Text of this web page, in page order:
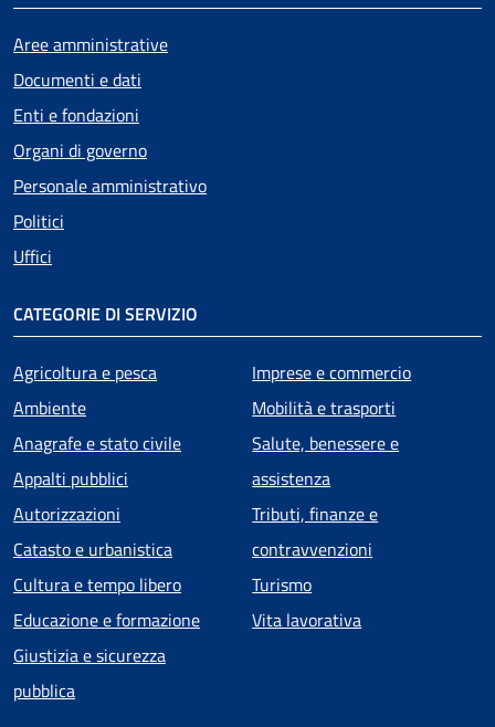
Aree amministrative
Documenti e dati
Enti e fondazioni
Organi di governo
Personale amministrativo
Politici
Uffici
CATEGORIE DI SERVIZIO
Agricoltura e pesca
Ambiente
Anagrafe e stato civile
Appalti pubblici
Autorizzazioni
Catasto e urbanistica
Cultura e tempo libero
Educazione e formazione
Giustizia e sicurezza
pubblica
Imprese e commercio
Mobilità e trasporti
Salute, benessere e
assistenza
Tributi, finanze e
contravvenzioni
Turismo
Vita lavorativa